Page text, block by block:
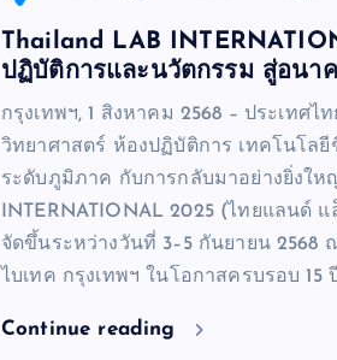
Thailand LAB
ปฏิบัติการและนวัตกรรม สู่อนา
กรุงเทพฯ, 1 สิงหาคม 2568 – ประเทศ
วิทยาศาสตร์ ห้องปฏิบัติการ เทคโนโล
ระดับภูมิภาค กับการกลับมาอย่างยิ่งให
INTERNATIONAL 2025 (ไทยแลนด์
จัดขึ้นระหว่างวันที่ 3–5 กันยายน 2568
ไบเทค กรุงเทพฯ ในโอกาสครบรอบ
Continue reading